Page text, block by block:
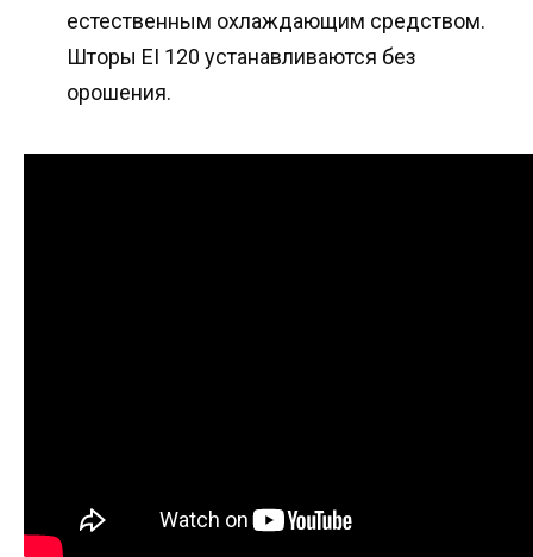
естественным охлаждающим средством.
Шторы EI 120 устанавливаются без
орошения.